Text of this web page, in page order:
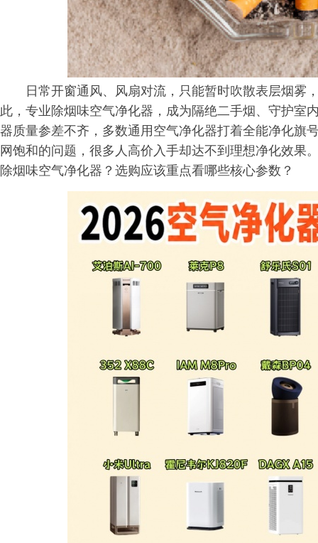
日常开窗通风、风扇对流，只能暂时吹散表层烟雾
此，专业除烟味空气净化器，成为隔绝二手烟、守护室
器质量参差不齐，多数通用空气净化器打着全能净化旗
网饱和的问题，很多人高价入手却达不到理想净化效果
除烟味空气净化器？选购应该重点看哪些核心参数？